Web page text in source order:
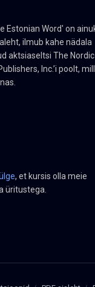
Estonian Word' on
ilmub kahe nädala
aktsiaseltsi The Nordic
Inc.’i poolt,
, et kursis olla meie
üritustega.